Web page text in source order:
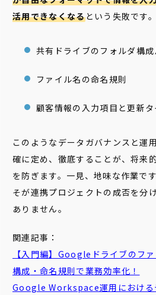
活用できなくなるという失敗です。
共有ドライブのフォルダ構
ファイル名の命名規則
顧客情報の入力項目と更新
このようなデータガバナンスと運
確に定め、徹底することが、将来
を防ぎます。一見、地味な作業で
そが連携プロジェクトの成否を分
ありません。
関連記事：
【入門編】Googleドライブのファ
構成 ・命名規則で業務効率化！
Google Workspace運用における